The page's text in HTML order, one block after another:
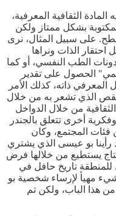
الثقافية المعرفية،
بشكل ممتاز ولكن
على سبيل المثال، نرى
الذات ونراها
الطب النفسي، أو كما
الحصول على تقدير
المعرفي ذاته، كذلك الأمر
الذي تشعر به من خلال
من خلال الدواخل
أخرى تتعلق بالجندر
فئات المجتمع، وكان
بو عيسى الذي يشتري
يستطيع من خلالها فرض
للمنطقة تاريخ حافل في
مهيأ لإرساء شخصية بو
هذا الباب، ولكن تم